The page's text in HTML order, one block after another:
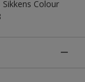
Colour